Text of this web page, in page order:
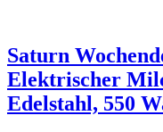
Saturn
Elektrischer
Edelstahl, 550